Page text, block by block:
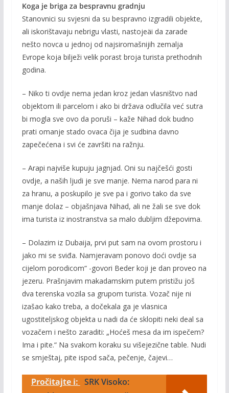
Koga je briga za bespravnu gradnju
Stanovnici su svjesni da su bespravno izgradili objekte,
ali iskorištavaju nebrigu vlasti, nastojeäi da zarade
nešto novca u jednoj od najsiromašnijih zemalja
Evrope koja bilježi velik porast broja turista prethodnih
godina.
– Niko ti ovdje nema jedan kroz jedan vlasništvo nad
objektom ili parcelom i ako bi država odlučila već sutra
bi mogla sve ovo da poruši – kaže Nihad dok budno
prati omanje stado ovaca čija je sudbina davno
zapečećena i svi će završiti na ražnju.
– Arapi najviše kupuju jagnjad. Oni su najčešći gosti
ovdje, a naših ljudi je sve manje. Nema narod para ni
za hranu, a poskupilo je sve pa i gorivo tako da sve
manje dolaz – objašnjava Nihad, ali ne žali se sve dok
ima turista iz inostranstva sa malo dubljim džepovima.
– Dolazim iz Dubaija, prvi put sam na ovom prostoru i
jako mi se sviđa. Namjeravam ponovo doći ovdje sa
cijelom porodicom“ -govori Beder koji je dan proveo na
jezeru. Prašnjavim makadamskim putem pristižu još
dva terenska vozila sa grupom turista. Vozač nije ni
izašao kako treba, a dočekala ga je vlasnica
ugostiteljskog objekta u nadi da će sklopiti neki deal sa
vozačem i nešto zaraditi: „Hoćeš mesa da im ispečem?
Ima i pite.“ Na svakom koraku su višejezične table. Nudi
se smještaj, pite ispod sača, pečenje, čajevi…
Pročitajte i: SRK Visoko: